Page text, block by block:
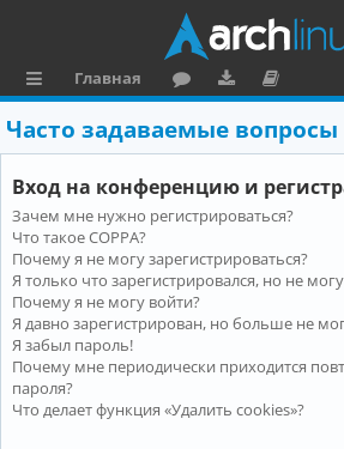
ы
л
к
и
Главная
ру
м
ру
зк
и
ку
м
е
н
та
ц
и
я
Часто задаваемые вопросы
Вход на конференцию и
Зачем мне нужно регистрироваться?
Что такое COPPA?
Почему я не могу зарегистрироваться?
Я только что зарегистрировался, но не
Почему я не могу войти?
Я давно зарегистрирован, но больше не
Я забыл пароль!
Почему мне периодически приходится
пароля?
Что делает функция «Удалить cookies»?